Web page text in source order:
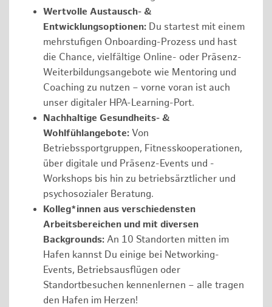
Wertvolle Austausch- &
Entwicklungsoptionen: Du startest mit einem
mehrstufigen Onboarding-Prozess und hast
die Chance, vielfältige Online- oder Präsenz-
Weiterbildungsangebote wie Mentoring und
Coaching zu nutzen – vorne voran ist auch
unser digitaler HPA-Learning-Port.
Nachhaltige Gesundheits- &
Wohlfühlangebote: Von
Betriebssportgruppen, Fitnesskooperationen,
über digitale und Präsenz-Events und -
Workshops bis hin zu betriebsärztlicher und
psychosozialer Beratung.
Kolleg*innen aus verschiedensten
Arbeitsbereichen und mit diversen
Backgrounds: An 10 Standorten mitten im
Hafen kannst Du einige bei Networking-
Events, Betriebsausflügen oder
Standortbesuchen kennenlernen – alle tragen
den Hafen im Herzen!